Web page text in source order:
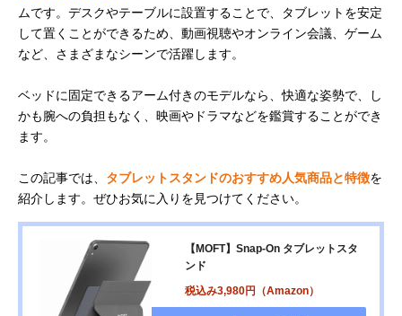
ムです。デスクやテーブルに設置することで、タブレットを安定
して置くことができるため、動画視聴やオンライン会議、ゲーム
など、さまざまなシーンで活躍します。
ベッドに固定できるアーム付きのモデルなら、快適な姿勢で、し
かも腕への負担もなく、映画やドラマなどを鑑賞することができ
ます。
この記事では、 タブレットスタンドのおすすめ人気商品と特徴を
紹介します。ぜひお気に入りを見つけてください。
【MOFT】Snap-On タブレットスタ
ンド
税込み3,980円（Amazon）